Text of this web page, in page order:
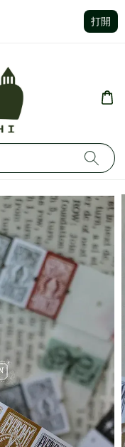
打開